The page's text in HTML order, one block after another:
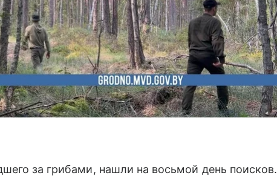
за грибами, нашли на восьмой день поисков.